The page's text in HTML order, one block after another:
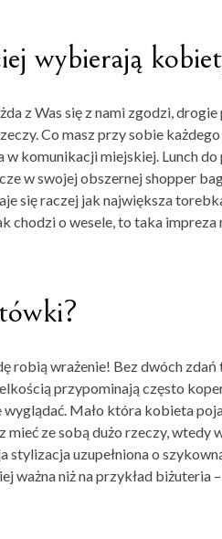
wybierają
z Was się z nami zgodzi, drogie
Co masz przy sobie
komunikacji miejskiej. Lunch do
w swojej obszernej shopper
się raczej jak największa
chodzi o wesele, to taka impreza
robią wrażenie! Bez dwóch
przypominają często
Mało która kobieta
ze sobą dużo rzeczy, wtedy
uzupełniona o
ważna niż na przykład biżuteria